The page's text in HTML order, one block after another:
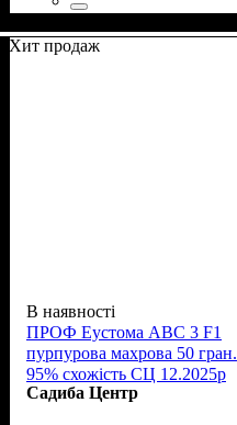
Хит продаж
В наявності
ПРОФ Еустома АВС 3 F1
пурпурова махрова 50 гран.
95% схожість СЦ 12.2025р
Садиба Центр